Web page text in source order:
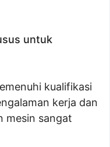
untuk
kualifikasi
kerja dan
mesin sangat